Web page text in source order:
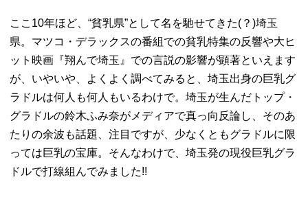
ここ10年ほど、“貧乳県”として名を馳せてきた(？)埼玉
県。マツコ・デラックスの番組での貧乳特集の反響や大ヒ
ット映画『翔んで埼玉』での言説の影響が顕著といえます
が、いやいや、よくよく調べてみると、埼玉出身の巨乳グ
ラドルは何人も何人もいるわけで。埼玉が生んだトップ・
グラドルの鈴木ふみ奈がメディアで真っ向反論し、そのあ
たりの余波も話題、注目ですが、少なくともグラドルに限
っては巨乳の宝庫。そんなわけで、埼玉発の現役巨乳グラ
ドルで打線組んでみました!!